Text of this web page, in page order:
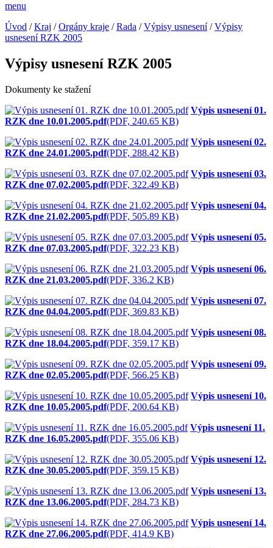
menu
Úvod /Kraj /Orgány kraje /Rada /Výpisy usnesení/Výpisy
usnesení RZK 2005
Výpisy usnesení RZK 2005
Dokumenty ke stažení
Výpis usnesení 01.
RZK dne 10.01.2005.pdf(PDF, 240.65 KB)
Výpis usnesení 02.
RZK dne 24.01.2005.pdf(PDF, 288.42 KB)
Výpis usnesení 03.
RZK dne 07.02.2005.pdf(PDF, 322.49 KB)
Výpis usnesení 04.
RZK dne 21.02.2005.pdf(PDF, 505.89 KB)
Výpis usnesení 05.
RZK dne 07.03.2005.pdf(PDF, 322.23 KB)
Výpis usnesení 06.
RZK dne 21.03.2005.pdf(PDF, 336.2 KB)
Výpis usnesení 07.
RZK dne 04.04.2005.pdf(PDF, 369.83 KB)
Výpis usnesení 08.
RZK dne 18.04.2005.pdf(PDF, 359.17 KB)
Výpis usnesení 09.
RZK dne 02.05.2005.pdf(PDF, 566.25 KB)
Výpis usnesení 10.
RZK dne 10.05.2005.pdf(PDF, 200.64 KB)
Výpis usnesení 11.
RZK dne 16.05.2005.pdf(PDF, 355.06 KB)
Výpis usnesení 12.
RZK dne 30.05.2005.pdf(PDF, 359.15 KB)
Výpis usnesení 13.
RZK dne 13.06.2005.pdf(PDF, 284.73 KB)
Výpis usnesení 14.
RZK dne 27.06.2005.pdf(PDF, 414.9 KB)